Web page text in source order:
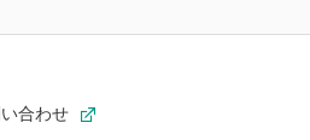
合わせ